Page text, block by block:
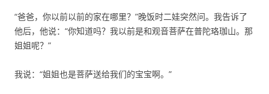
“爸爸，你以前以前的家在哪里？”晚饭时二娃突然问。我告诉了
他后，他说：“你知道吗？我以前是和观音菩萨在普陀珞珈山。那
姐姐呢？”
我说：“姐姐也是菩萨送给我们的宝宝啊。”